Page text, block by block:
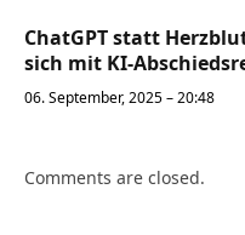
ChatGPT statt
sich mit KI-
06. September, 2025 – 20:48
Comments are closed.